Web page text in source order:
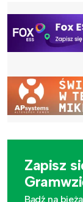
Zapisz
Bądź na